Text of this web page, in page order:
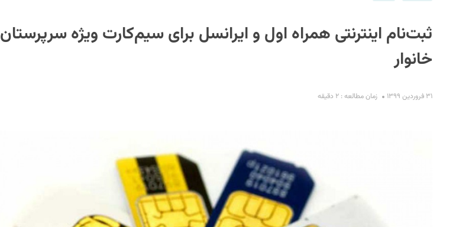
ثبت‌نام اینترنتی همراه اول و ایرانسل برای سیم‌کارت ویژه سرپرستان
خانوار
۳۱ فروردین ۱۳۹۹ زمان مطالعه : ۲ دقیقه